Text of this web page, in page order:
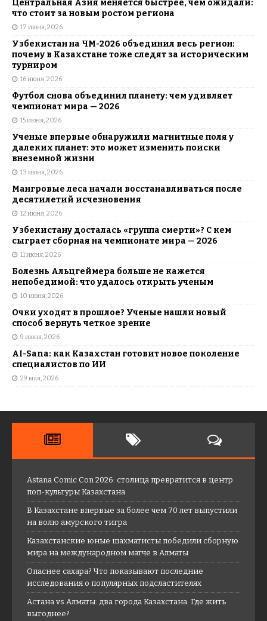
Центральная Азия меняется быстрее, чем ожидали:
что стоит за новым ростом региона
17 июня, 2026
Узбекистан на ЧМ-2026 объединил весь регион:
почему в Казахстане тоже следят за историческим
турниром
16 июня, 2026
Футбол снова объединил планету: чем удивляет
чемпионат мира — 2026
15 июня, 2026
Ученые впервые обнаружили магнитные поля у
далеких планет: это может изменить поиски
внеземной жизни
13 июня, 2026
Мангровые леса начали восстанавливаться после
десятилетий исчезновения
12 июня, 2026
Узбекистану досталась «группа смерти»? С кем
сыграет сборная на чемпионате мира — 2026
11 июня, 2026
Болезнь Альцгеймера больше не кажется
непобедимой: что удалось открыть ученым
10 июня, 2026
Очки уходят в прошлое? Ученые нашли новый
способ вернуть четкое зрение
9 июня, 2026
AI-Sana: как Казахстан готовит новое поколение
специалистов по ИИ
29 мая, 2026
Astana Comic Con 2026: столица превратится в центр
поп-культуры Казахстана
В Казахстане впервые за более чем 70 лет выпустили
на волю амурского тигра
Казахстанские юные шахматисты победили сборную
мира на международном матче в Алматы
Опаснее сахара? Что показывают последние
исследования о популярных подсластителях
Астана vs Алматы: два города Казахстана. Где жить
выгоднее?